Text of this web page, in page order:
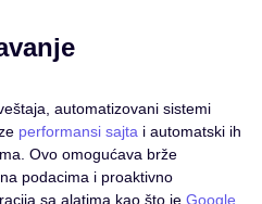
automatizovani sistemi
performansi sajta i automatski ih
Ovo omogućava brže
podacima i proaktivno
sa alatima kao što je Google